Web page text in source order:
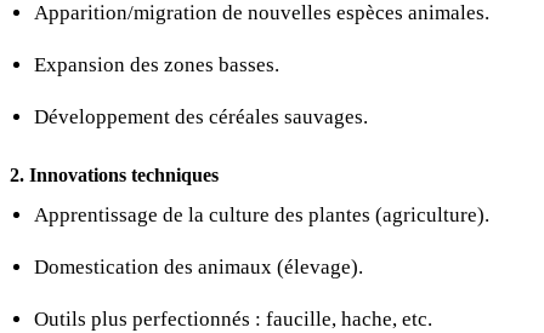
Apparition/migration de nouvelles espèces animales.
Expansion des zones basses.
Développement des céréales sauvages.
2. Innovations techniques
Apprentissage de la culture des plantes (agriculture).
Domestication des animaux (élevage).
Outils plus perfectionnés : faucille, hache, etc.